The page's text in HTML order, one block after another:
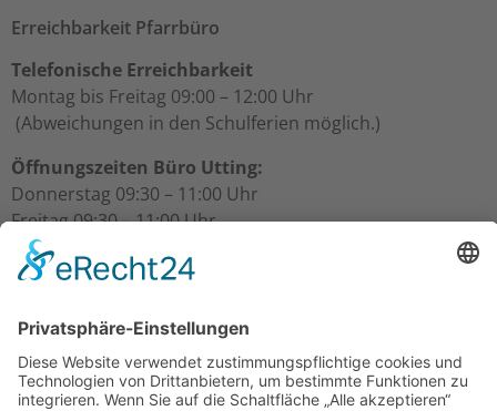
Erreichbarkeit Pfarrbüro
Telefonische Erreichbarkeit
Montag bis Freitag 09:00 – 12:00 Uhr
(Abweichungen in den Schulferien möglich.)
Öffnungszeiten Büro Utting:
Donnerstag 09:30 – 11:00 Uhr
Freitag 09:30 – 11:00 Uhr
Öffnungszeiten Büro Schondorf:
Über uns